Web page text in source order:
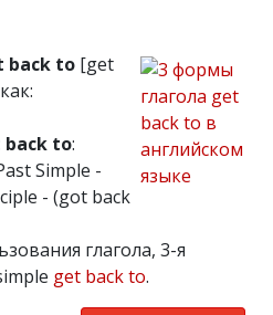
back to [get
back to:
Simple -
- (got back
глагола, 3-я
get back to.